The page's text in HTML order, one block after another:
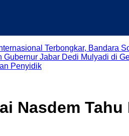
Terbongkar, Bandara
Gubernur Jabar Dedi Mulyadi di
Penyidik
Nasdem